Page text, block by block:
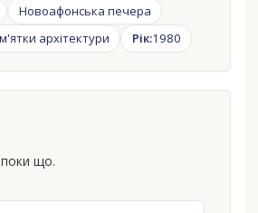
Новоафонська печера
архітектури
Рік:1980
поки що.